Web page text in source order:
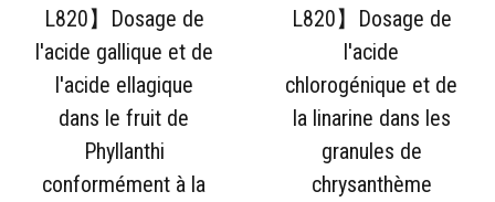
L820】Dosage de
l'acide gallique et de
l'acide ellagique
dans le fruit de
Phyllanthi
conformément à la
L820】Dosage de
l'acide
chlorogénique et de
la linarine dans les
granules de
chrysanthème